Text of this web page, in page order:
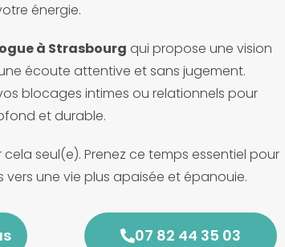
énergie.
à Strasbourg qui propose une vision
écoute attentive et sans jugement.
blocages intimes ou relationnels pour
et durable.
seul(e). Prenez ce temps essentiel pour
une vie plus apaisée et épanouie.
07 82 44 35 03